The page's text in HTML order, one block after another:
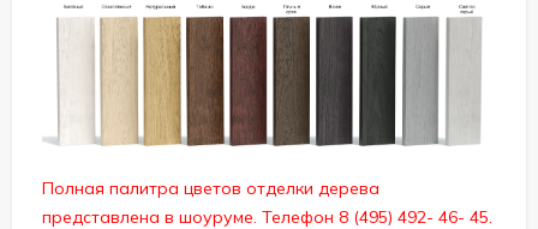
Полная палитра цветов отделки дерева
представлена в шоуруме. Телефон 8 (495) 492- 46- 45.